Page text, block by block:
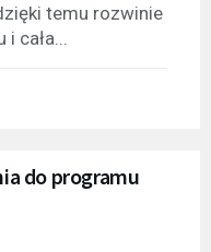
temu rozwinie
cała...
do programu